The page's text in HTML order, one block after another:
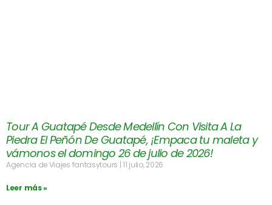
Tour A Guatapé Desde Medellín Con Visita A La
Piedra El Peñón De Guatapé, ¡Empaca tu maleta y
vámonos el domingo 26 de julio de 2026!
Agencia de Viajes fantasytours 11 julio, 2026
Leer más »